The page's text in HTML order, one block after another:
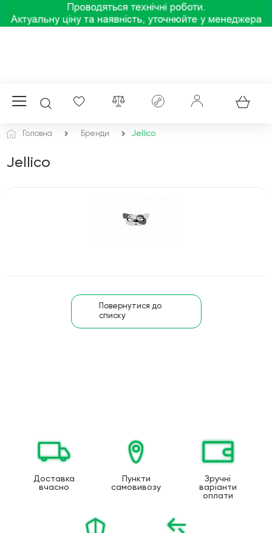
Головна Бренди Jellico
Jellico
Повернутися до
списку
Доставка
вчасно
Пункти
самовивозу
Зручні
варіанти
оплати